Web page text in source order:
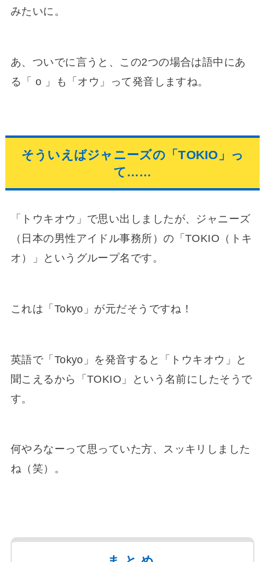
みたいに。
あ、ついでに言うと、この2つの場合は語中にあ
る「 o 」も「オウ」って発音しますね。
そういえばジャニーズの「TOKIO」っ
て……
「トウキオウ」で思い出しましたが、ジャニーズ
（日本の男性アイドル事務所）の「TOKIO（トキ
オ）」というグループ名です。
これは「Tokyo」が元だそうですね！
英語で「Tokyo」を発音すると「トウキオウ」と
聞こえるから「TOKIO」という名前にしたそうで
す。
何やろなーって思っていた方、スッキリしました
ね（笑）。